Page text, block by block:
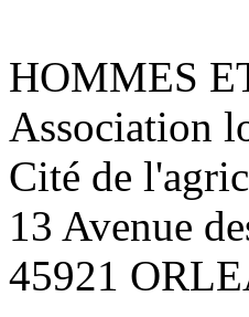
HOMMES
Association
Cité de
13 Avenue
45921